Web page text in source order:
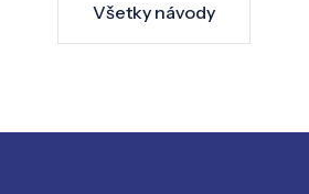
Všetky návody